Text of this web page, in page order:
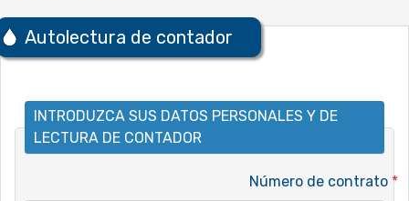
Autolectura de contador
INTRODUZCA SUS DATOS PERSONALES Y DE
LECTURA DE CONTADOR
Número de contrato *